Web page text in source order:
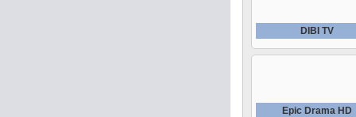
DIBI TV
Epic Drama HD